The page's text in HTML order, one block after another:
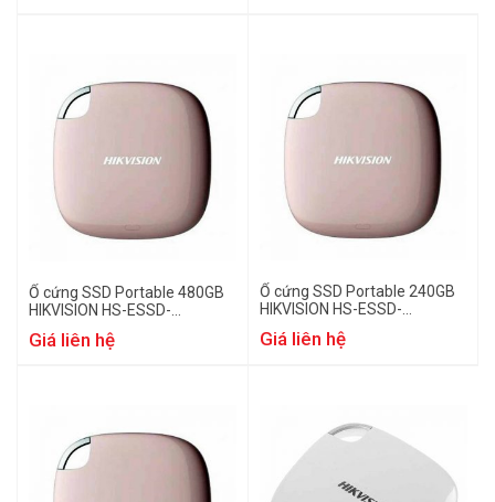
Ổ cứng SSD Portable 480GB
HIKVISION HS-ESSD-
Giá liên hệ
Ổ cứng SSD Portable 240GB
HIKVISION HS-ESSD-
Giá liên hệ